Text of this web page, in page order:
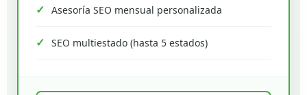
Asesoría SEO mensual personalizada
SEO multiestado (hasta 5 estados)